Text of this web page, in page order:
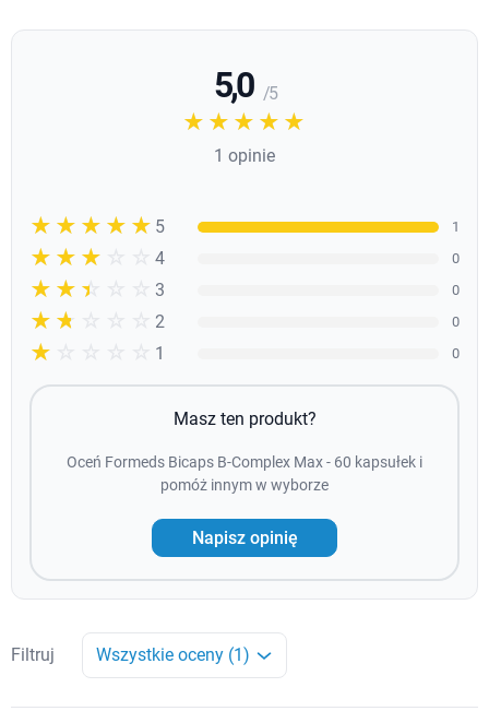
5,0 / 5
☆☆☆☆☆
★★★★★
1 opinie
☆☆☆☆☆
★★★★★ 5 1
☆☆☆☆☆
★★★★ 4 0
☆☆☆☆☆
★★★ 3 0
☆☆☆☆☆
★★ 2 0
☆☆☆☆☆
★ 1 0
Masz ten produkt?
Oceń Formeds Bicaps B-Complex Max - 60 kapsułek i
pomóż innym w wyborze
Napisz opinię
Filtruj Wszystkie oceny (1)